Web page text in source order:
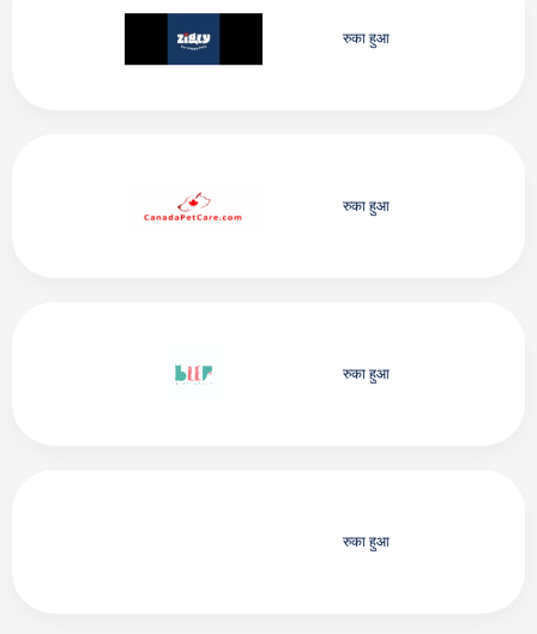
रुका हुआ
रुका हुआ
रुका हुआ
रुका हुआ